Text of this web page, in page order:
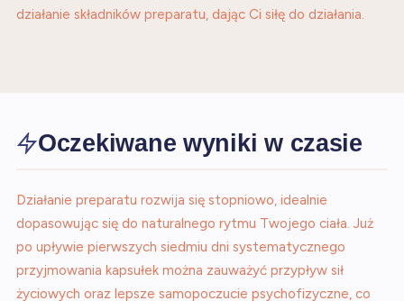
działanie składników preparatu, dając Ci siłę do działania.
Oczekiwane wyniki w czasie
Działanie preparatu rozwija się stopniowo, idealnie
dopasowując się do naturalnego rytmu Twojego ciała. Już
po upływie pierwszych siedmiu dni systematycznego
przyjmowania kapsułek można zauważyć przypływ sił
życiowych oraz lepsze samopoczucie psychofizyczne, co